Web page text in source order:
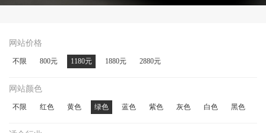
网站价格
不限 800元 1180元 1880元 2880元
网站颜色
不限 红色 黄色 绿色 蓝色 紫色 灰色 白色 黑色